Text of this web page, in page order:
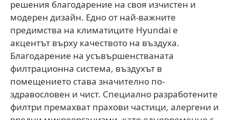
решения благодарение на своя изчистен и
модерен дизайн. Едно от най-важните
предимства на климатиците Hyundai е
акцентът върху качеството на въздуха.
Благодарение на усъвършенстваната
филтрационна система, въздухът в
помещението става значително по-
здравословен и чист. Специално разработените
филтри премахват прахови частици, алергени и